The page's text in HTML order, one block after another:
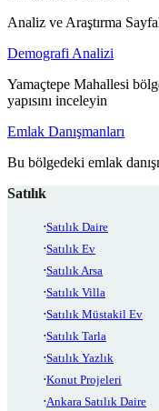
Analiz ve Araştırma
Demografi Analizi
Yamaçtepe Mahallesi
yapısını inceleyin
Emlak Danışmanları
Bu bölgedeki emlak
Satılık
Satılık Daire
Satılık Ev
Satılık Arsa
Satılık Villa
Satılık Müstakil Ev
Satılık Tarla
Satılık Yazlık
Konut Projeleri
Ankara Satılık Daire